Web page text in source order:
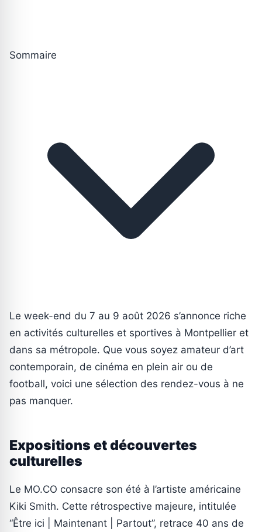
Sommaire
Le week-end du 7 au 9 août 2026 s’annonce riche
en activités culturelles et sportives à Montpellier et
dans sa métropole. Que vous soyez amateur d’art
contemporain, de cinéma en plein air ou de
football, voici une sélection des rendez-vous à ne
pas manquer.
Expositions et découvertes
culturelles
Le MO.CO consacre son été à l’artiste américaine
Kiki Smith. Cette rétrospective majeure, intitulée
“Être ici | Maintenant | Partout”, retrace 40 ans de